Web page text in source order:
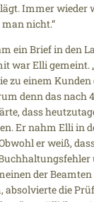
Immer wieder
man nicht.“
ein Brief in den
war Elli gemeint.
zu einem Kunden
denn das nach
dass
Er nahm Elli in
er weiß,
der
absolvierte die